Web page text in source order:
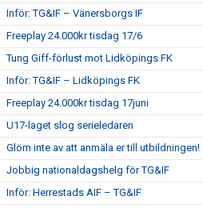
Inför: TG&IF – Vänersborgs IF
Freeplay 24.000kr tisdag 17/6
Tung Giff-förlust mot Lidköpings FK
Inför: TG&IF – Lidköpings FK
Freeplay 24.000kr tisdag 17juni
U17-laget slog serieledaren
Glöm inte av att anmäla er till utbildningen!
Jobbig nationaldagshelg för TG&IF
Inför: Herrestads AIF – TG&IF